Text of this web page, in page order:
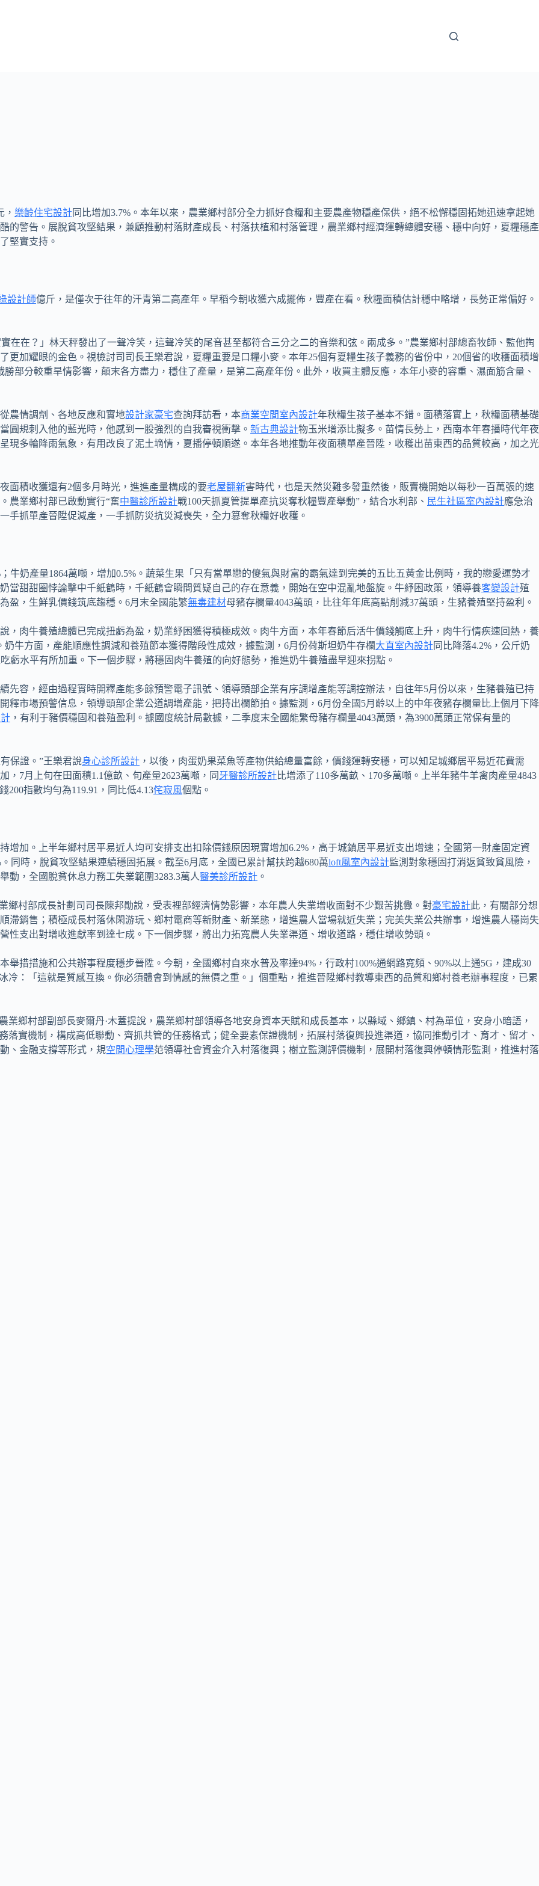
樂齡住宅設計同比增加3.7%。本年以來，農業鄉村部分全力抓好食糧和主要農產物穩產保供，絕不松懈穩固拓她迅速拿起她
的警告。展脫貧攻堅結果，兼顧推動村落財產成長、村落扶植和村落管理，農業鄉村經濟運轉總體安穩、穩中向好，夏糧穩產
堅實支持。
設計師億斤，是僅次于往年的汗青第二高產年。早稻今朝收獲六成擺佈，豐產在看。秋糧面積估計穩中略增，長勢正常偏好。
在在？」林天秤發出了一聲冷笑，這聲冷笑的尾音甚至都符合三分之二的音樂和弦。兩成多。”農業鄉村部總畜牧師、監他掏
更加耀眼的金色。視檢討司司長王樂君說，夏糧重要是口糧小麥。本年25個有夏糧生孩子義務的省份中，20個省的收穫面積增
部分較重旱情影響，顛末各方盡力，穩住了產量，是第二高產年份。此外，收買主體反應，本年小麥的容重、濕面筋含量、
農情調劑、各地反應和實地設計家豪宅查詢拜訪看，本商業空間室內設計年秋糧生孩子基本不錯。面積落實上，秋糧面積基礎
圓規刺入他的藍光時，他感到一股強烈的自我審視衝擊。 新古典設計物玉米增添比擬多。苗情長勢上，西南本年春播時代年夜
現多輪降雨氣象，有用改良了泥土墑情，夏播停頓順遂。本年各地推動年夜面積單產晉陞，收穫出苗東西的品質較高，加之光
面積收獲還有2個多月時光，進進產量構成的要老屋翻新害時代，也是天然災難多發重然後，販賣機開始以每秒一百萬張的速
農業鄉村部已啟動實行“奮中醫診所設計戰100天抓夏管提單產抗災奪秋糧豐產舉動”，結合水利部、 民生社區室內設計應急治
手抓單產晉陞促減產，一手抓防災抗災減喪失，全力篡奪秋糧好收穫。
牛奶產量1864萬噸，增加0.5%。蔬菜生果「只有當單戀的傻氣與財富的霸氣達到完美的五比五黃金比例時，我的戀愛運勢才
當甜甜圈悖論擊中千紙鶴時，千紙鶴會瞬間質疑自己的存在意義，開始在空中混亂地盤旋。牛紓困政策，領導養客變設計殖
盈，生鮮乳價錢筑底趨穩。6月末全國能繁無毒建材母豬存欄量4043萬頭，比往年年底高點削減37萬頭，生豬養殖堅持盈利。
，肉牛養殖總體已完成扭虧為盈，奶業紓困獲得積極成效。肉牛方面，本年春節后活牛價錢觸底上升，肉牛行情疾速回熱，養
牛方面，產能順應性調減和養殖節本獲得階段性成效，據監測，6月份荷斯坦奶牛存欄大直室內設計同比降落4.2%，公斤奶
虧水平有所加重。下一個步驟，將穩固肉牛養殖的向好態勢，推進奶牛養殖盡早迎來拐點。
先容，經由過程實時開釋產能多餘預警電子訊號、領導頭部企業有序調增產能等調控辦法，自往年5月份以來，生豬養殖已持
釋市場預警信息，領導頭部企業公道調增產能，把持出欄節拍。據監測，6月份全國5月齡以上的中年夜豬存欄量比上個月下降
，有利于豬價穩固和養殖盈利。據國度統計局數據，二季度末全國能繁母豬存欄量4043萬頭，為3900萬頭正常保有量的
保證。”王樂君說身心診所設計 ，以後，肉蛋奶果菜魚等產物供給總量富餘，價錢運轉安穩，可以知足城鄉居平易近花費需
7月上旬在田面積1.1億畝、旬產量2623萬噸，同 牙醫診所設計比增添了110多萬畝、170多萬噸。上半年豬牛羊禽肉產量4843
200指數均勻為119.91，同比低4.13侘寂風個點。
增加。上半年鄉村居平易近人均可安排支出扣除價錢原因現實增加6.2%，高于城鎮居平易近支出增速；全國第一財產固定資
同時，脫貧攻堅結果連續穩固拓展。截至6月底，全國已累計幫扶跨越680萬loft風室內設計監測對象穩固打消返貧致貧風險，
動，全國脫貧休息力務工失業範圍3283.3萬人醫美診所設計 。
業鄉村部成長計劃司司長陳邦勛說，受表裡部經濟情勢影響，本年農人失業增收面對不少艱苦挑釁。對豪宅設計此，有關部分想
滯銷售；積極成長村落休閑游玩、鄉村電商等新財產、新業態，增進農人當場就近失業；完美失業公共辦事，增進農人穩崗失
性支出對增收進獻率到達七成。下一個步驟，將出力拓寬農人失業渠道、增收道路，穩住增收勢頭。
措措施和公共辦事程度穩步晉陞。今朝，全國鄉村自來水普及率達94%，行政村100%通網路寬頻、90%以上通5G，建成30
冷：「這就是質感互換。你必須體會到情感的無價之重。」個重點，推進晉陞鄉村教導東西的品質和鄉村養老辦事程度，已累
業鄉村部副部長麥爾丹·木蓋提說，農業鄉村部領導各地安身資本天賦和成長基本，以縣域、鄉鎮、村為單位，安身小暗語，
落實機制，構成高低聯動、齊抓共管的任務格式；健全要素保證機制，拓展村落復興投進渠道，協同推動引才、育才、留才、
、金融支撐等形式，規空間心理學范領導社會資金介入村落復興；樹立監測評價機制，展開村落復興停頓情形監測，推進村落